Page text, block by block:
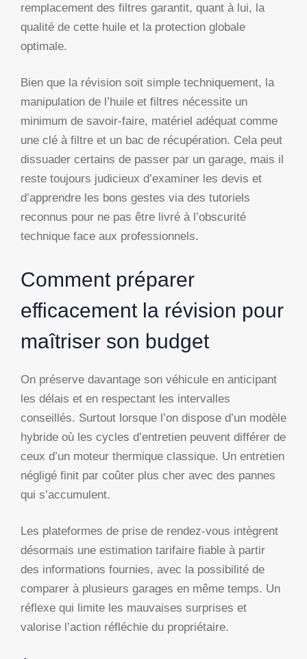
remplacement des filtres garantit, quant à lui, la
qualité de cette huile et la protection globale
optimale.
Bien que la révision soit simple techniquement, la
manipulation de l’huile et filtres nécessite un
minimum de savoir-faire, matériel adéquat comme
une clé à filtre et un bac de récupération. Cela peut
dissuader certains de passer par un garage, mais il
reste toujours judicieux d’examiner les devis et
d’apprendre les bons gestes via des tutoriels
reconnus pour ne pas être livré à l’obscurité
technique face aux professionnels.
Comment préparer
efficacement la révision pour
maîtriser son budget
On préserve davantage son véhicule en anticipant
les délais et en respectant les intervalles
conseillés. Surtout lorsque l’on dispose d’un modèle
hybride où les cycles d’entretien peuvent différer de
ceux d’un moteur thermique classique. Un entretien
négligé finit par coûter plus cher avec des pannes
qui s’accumulent.
Les plateformes de prise de rendez-vous intègrent
désormais une estimation tarifaire fiable à partir
des informations fournies, avec la possibilité de
comparer à plusieurs garages en même temps. Un
réflexe qui limite les mauvaises surprises et
valorise l’action réfléchie du propriétaire.